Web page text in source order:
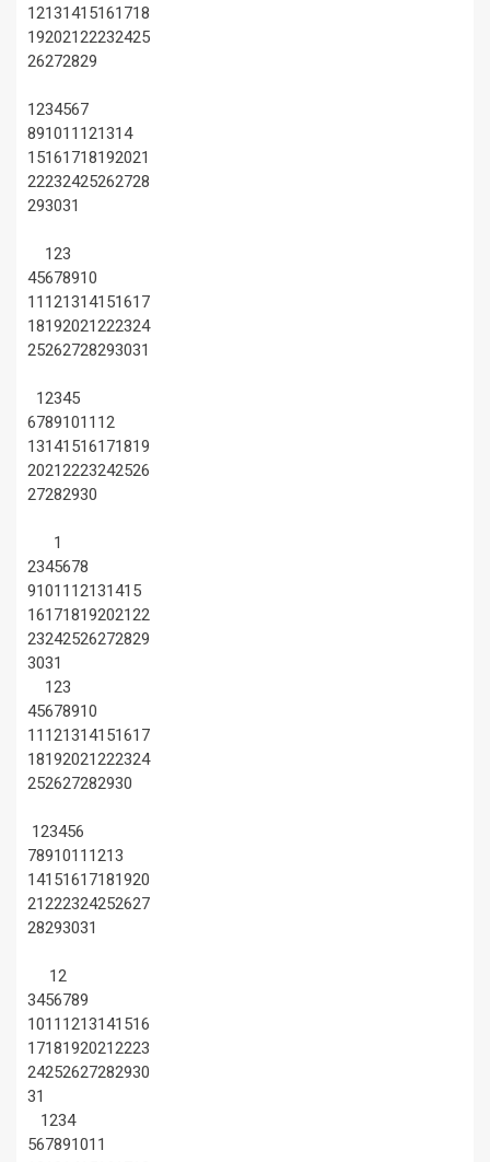
12131415161718
19202122232425
26272829
1234567
891011 121314
15161718192021
22232425262728
293031
123
45678910
11 121314151617
18192021222324
25262728293031
12345
67891011 12
13141516171819
20212223242526
27282930
1
2345678
91011 12131415
16171819202122
23242526272829
3031
123
45678910
11 121314151617
18192021222324
252627282930
123456
7891011 1213
14151617181920
21222324252627
28293031
12
3456789
1011 1213141516
17181920212223
24252627282930
31
1234
567891011